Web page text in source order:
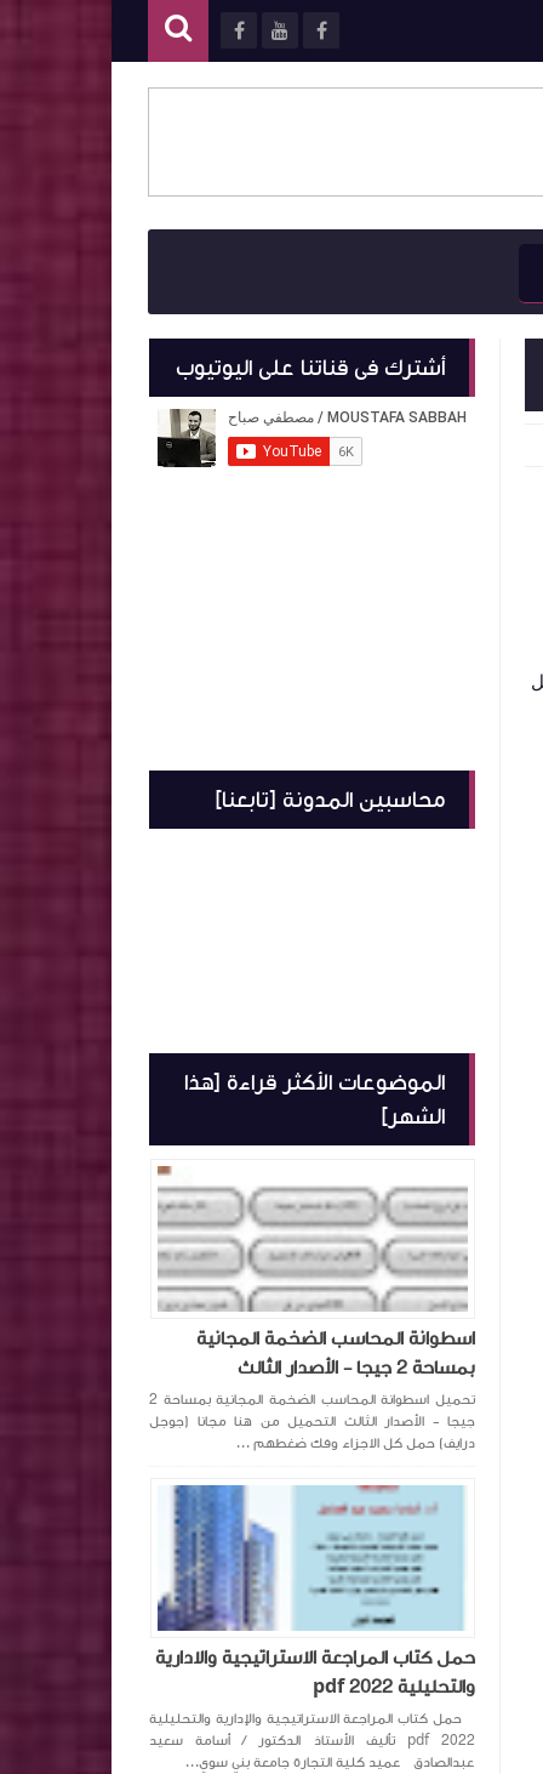
أشترك فى قناتنا على اليوتيوب
محاسبين المدونة [تابعنا]
الموضوعات الأكثر قراءة [هذا
الشهر]
اسطوانة المحاسب الضخمة المجانية
بمساحة 2 جيجا - الأصدار الثالث
تحميل اسطوانة المحاسب الضخمة المجانية بمساحة 2
جيجا - الأصدار الثالث التحميل من هنا مجانا (جوجل
درايف) حمل كل الاجزاء وفك ضغطهم ...
حمل كتاب المراجعة الاستراتيجية والادارية
والتحليلية pdf 2022
حمل كتاب المراجعة الاستراتيجية والإدارية والتحليلية
pdf 2022 تأليف الأستاذ الدكتور / أسامة سعيد
عبدالصادق عميد كلية التجارة جامعة بني سوي...